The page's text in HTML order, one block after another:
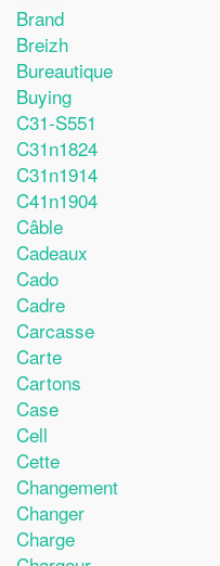
Brand
Breizh
Bureautique
Buying
C31-S551
C31n1824
C31n1914
C41n1904
Câble
Cadeaux
Cado
Cadre
Carcasse
Carte
Cartons
Case
Cell
Cette
Changement
Changer
Charge